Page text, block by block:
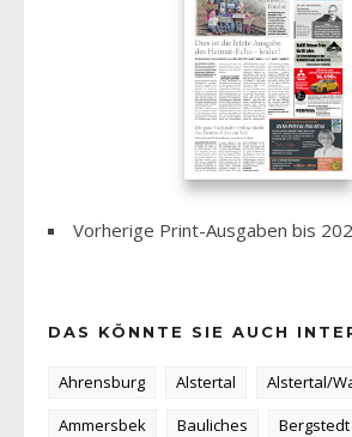
Vorherige Print-Ausgaben bis
DAS KÖNNTE SIE AUCH
Ahrensburg Alstertal
Alstertal/
Ammersbek
Bauliches
Bergstedt